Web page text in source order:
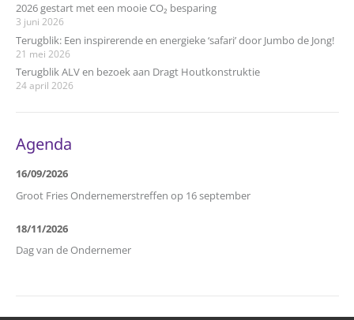
2026 gestart met een mooie CO₂ besparing
3 juni 2026
Terugblik: Een inspirerende en energieke ‘safari’ door Jumbo de Jong!
21 mei 2026
Terugblik ALV en bezoek aan Dragt Houtkonstruktie
24 april 2026
Agenda
16/09/2026
Groot Fries Ondernemerstreffen op 16 september
18/11/2026
Dag van de Ondernemer